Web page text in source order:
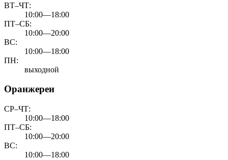
ВТ–ЧТ:
10:00—18:00
ПТ–СБ:
10:00—20:00
ВС:
10:00—18:00
ПН:
выходной
Оранжереи
СР–ЧТ:
10:00—18:00
ПТ–СБ:
10:00—20:00
ВС:
10:00—18:00